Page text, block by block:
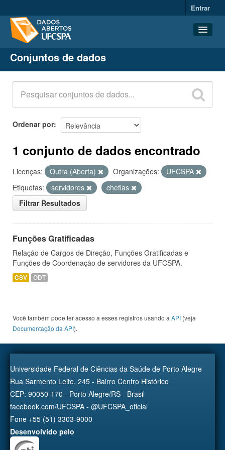
Entrar
Conjuntos de dados
Organizações
Grupos
Sobre
Conjuntos de dados
Ordenar por
1 conjunto de dados encontrado
Licenças: Outra (Aberta) Organizações:
UFCSPA
Etiquetas:
servidores
chefias
Filtrar Resultados
Funções Gratificadas
Relação de Cargos de Direção, Funções Gratificadas e
Funções de Coordenação de servidores da UFCSPA.
CSV ODT
Você também pode ter acesso a esses registros usando a API (veja
Documentação da API).
Universidade Federal de Ciências da Saúde de Porto Alegre
Rua Sarmento Leite, 245 - Bairro Centro Histórico
CEP: 90050-170 - Porto Alegre/RS - Brasil
facebook.com/UFCSPA - @UFCSPA_oficial
Fone +55 (51) 3303-9000
Desenvolvido pelo